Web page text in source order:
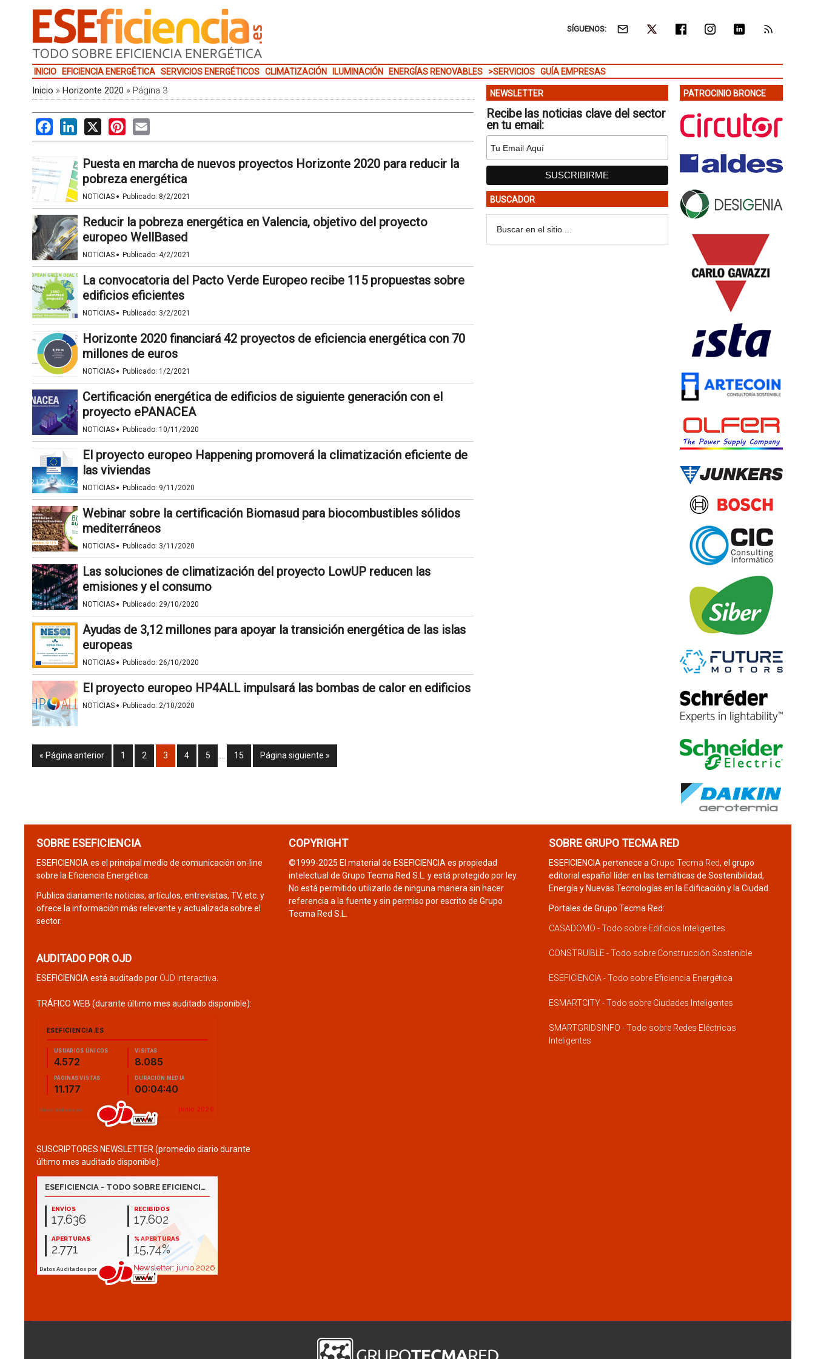
SÍGUENOS:
INICIO EFICIENCIA ENERGÉTICA SERVICIOS ENERGÉTICOS CLIMATIZACIÓN ILUMINACIÓN ENERGÍAS RENOVABLES >SERVICIOS GUÍA EMPRESAS
Inicio » Horizonte 2020 » Página 3
FacebookLinkedIn
X PinterestEmail
Puesta en marcha de nuevos proyectos Horizonte 2020 para reducir la
pobreza energética
NOTICIAS · Publicado: 8/2/2021
Reducir la pobreza energética en Valencia, objetivo del proyecto
europeo WellBased
NOTICIAS · Publicado: 4/2/2021
La convocatoria del Pacto Verde Europeo recibe 115 propuestas sobre
edificios eficientes
NOTICIAS · Publicado: 3/2/2021
Horizonte 2020 financiará 42 proyectos de eficiencia energética con 70
millones de euros
NOTICIAS · Publicado: 1/2/2021
Certificación energética de edificios de siguiente generación con el
proyecto ePANACEA
NOTICIAS · Publicado: 10/11/2020
El proyecto europeo Happening promoverá la climatización eficiente de
las viviendas
NOTICIAS · Publicado: 9/11/2020
Webinar sobre la certificación Biomasud para biocombustibles sólidos
mediterráneos
NOTICIAS · Publicado: 3/11/2020
Las soluciones de climatización del proyecto LowUP reducen las
emisiones y el consumo
NOTICIAS · Publicado: 29/10/2020
Ayudas de 3,12 millones para apoyar la transición energética de las islas
europeas
NOTICIAS · Publicado: 26/10/2020
El proyecto europeo HP4ALL impulsará las bombas de calor en edificios
NOTICIAS · Publicado: 2/10/2020
« Página anterior 1 2 3 4 5 15 Página siguiente »
NEWSLETTER
Recibe las noticias clave del sector
en tu email:
BUSCADOR
PATROCINIO BRONCE
SOBRE ESEFICIENCIA
ESEFICIENCIA es el principal medio de comunicación on-line
sobre la Eficiencia Energética.
Publica diariamente noticias, artículos, entrevistas, TV, etc. y
ofrece la información más relevante y actualizada sobre el
sector.
AUDITADO POR OJD
ESEFICIENCIA está auditado por OJD Interactiva
TRÁFICO WEB (durante último mes auditado disponible):
SUSCRIPTORES NEWSLETTER (promedio diario durante
último mes auditado disponible):
COPYRIGHT
©1999-2025 El material de ESEFICIENCIA es propiedad
intelectual de Grupo Tecma Red S.L. y está protegido por ley.
No está permitido utilizarlo de ninguna manera sin hacer
referencia a la fuente y sin permiso por escrito de Grupo
Tecma Red S.L.
SOBRE GRUPO TECMA RED
ESEFICIENCIA pertenece a Grupo Tecma Red, el grupo
editorial español líder en las temáticas de Sostenibilidad,
Energía y Nuevas Tecnologías en la Edificación y la Ciudad.
Portales de Grupo Tecma Red:
CASADOMO - Todo sobre Edificios Inteligentes
CONSTRUIBLE - Todo sobre Construcción Sostenible
ESEFICIENCIA - Todo sobre Eficiencia Energética
ESMARTCITY - Todo sobre Ciudades Inteligentes
SMARTGRIDSINFO - Todo sobre Redes Eléctricas
Inteligentes